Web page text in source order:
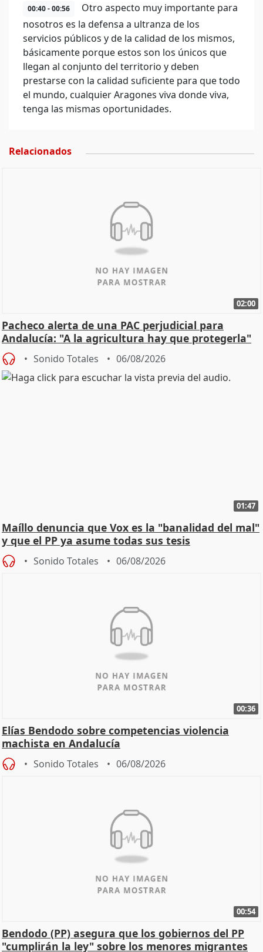
00:40 - 00:56
Otro aspecto muy importante para
nosotros es la defensa a ultranza de los
servicios públicos y de la calidad de los mismos,
básicamente porque estos son los únicos que
llegan al conjunto del territorio y deben
prestarse con la calidad suficiente para que todo
el mundo, cualquier Aragones viva donde viva,
tenga las mismas oportunidades.
Relacionados
02:00
Pacheco alerta de una PAC perjudicial para
Andalucía: "A la agricultura hay que protegerla"
Sonido Totales 06/08/2026
01:47
Maíllo denuncia que Vox es la "banalidad del mal"
y que el PP ya asume todas sus tesis
Sonido Totales 06/08/2026
00:36
Elías Bendodo sobre competencias violencia
machista en Andalucía
Sonido Totales 06/08/2026
00:54
Bendodo (PP) asegura que los gobiernos del PP
"cumplirán la ley" sobre los menores migrantes